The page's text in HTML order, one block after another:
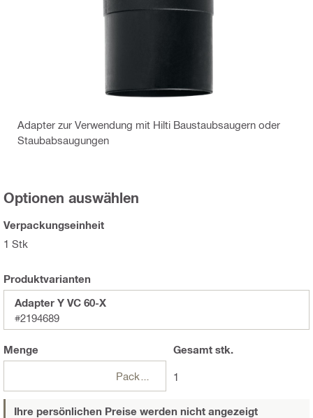
Adapter zur Verwendung mit Hilti Baustaubsaugern oder
Staubabsaugungen
Optionen auswählen
Verpackungseinheit
1 Stk
Produktvarianten
Adapter Y VC 60-X
#2194689
Menge
Packungen
Gesamtstk.
1
Ihre persönlichen Preise werden nicht angezeigt